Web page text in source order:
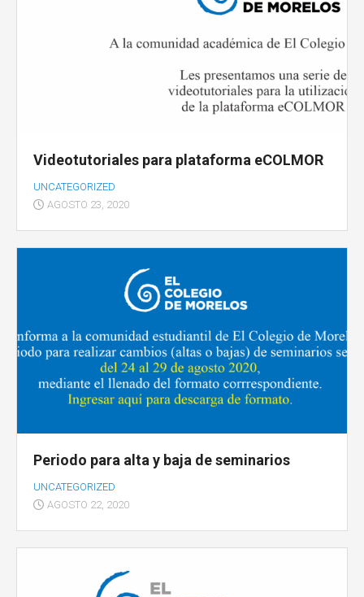
Videotutoriales para plataforma eCOLMOR
UNCATEGORIZED
AGOSTO 23, 2020
Periodo para alta y baja de seminarios
UNCATEGORIZED
AGOSTO 22, 2020